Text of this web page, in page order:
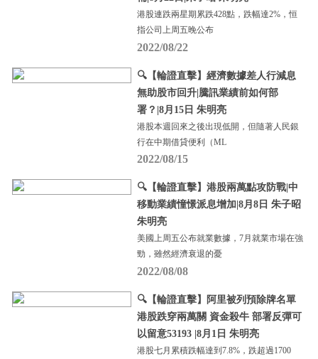
港股連跌兩星期累跌428點，跌幅達2%，恒
指公司上周五晚公布
2022/08/22
🔍【輪證直擊】經濟數據差人行減息
無助股市回升|騰訊業績前如何部
署？|8月15日 朱明亮
港股本週回來之後出現低開，但隨著人民銀
行在中期借貸便利（ML
2022/08/15
🔍【輪證直擊】港股兩萬點攻防戰|中
移動業績憧憬派息增加|8月8日 朱子昭
朱明亮
美國上周五公布就業數據，7月就業市場在強
勁，雖然經濟衰退的憂
2022/08/08
🔍【輪證直擊】阿里被列預除牌名單
港股跌穿兩萬關 資金殺牛 部署反彈可
以留意53193 |8月1日 朱明亮
港股七月累積跌幅達到7.8%，跌超過1700